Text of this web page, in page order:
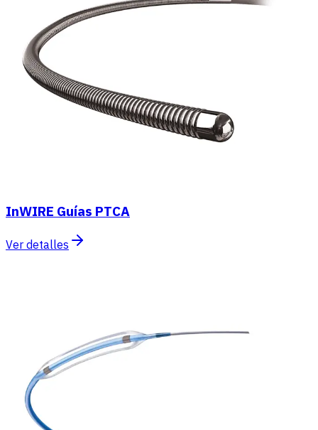
InWIRE Guías PTCA
Ver detalles